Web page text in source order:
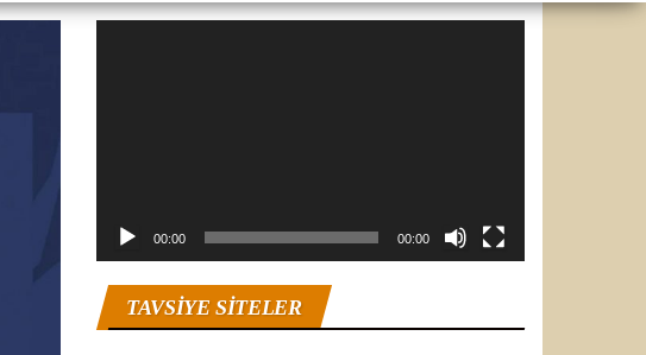
00:00 00:00
TAVSIYE SITELER